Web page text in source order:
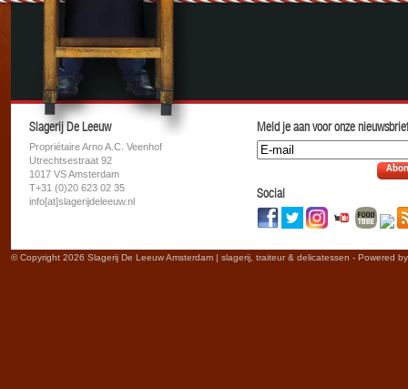
Slagerij De Leeuw
Propriétaire Arno A.C. Veenhof
Utrechtsestraat 92
1017 VS Amsterdam
T+31 (0)20 623 02 35
info[at]slagerijdeleeuw.nl
Meld je aan voor onze
Social
© Copyright 2026 Slagerij De Leeuw Amsterdam | slagerij, traiteur & delicatessen - Powered